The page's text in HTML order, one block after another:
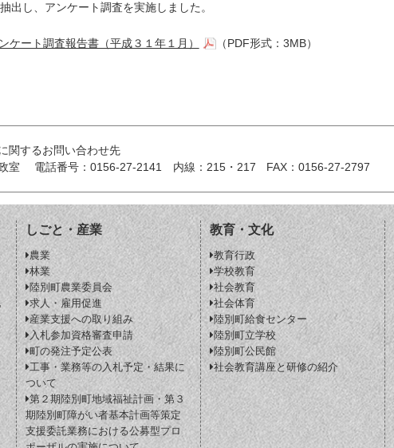
出し、アンケート調査を実施しました。
ケート調査報告書（平成３１年１月） （PDF形式：3MB）
関するお問い合わせ先
室
電話番号：0156-27-2141 内線：215・217 FAX：0156-27-2797
しごと・産業
農業
林業
陸別町農業委員会
求人・雇用促進
産業支援への取り組み
入札参加資格審査申請
町の発注予定公表
工事・業務等の入札予定・結果に
ついて
第２期陸別町地域福祉計画・第３
期陸別町障がい者基本計画等策定
支援委託業務における公募型プロ
教育・文化
教育行政
学校教育
社会教育
社会体育
陸別町給食センター
陸別町立学校
陸別町公民館
社会教育講座と研修の紹介